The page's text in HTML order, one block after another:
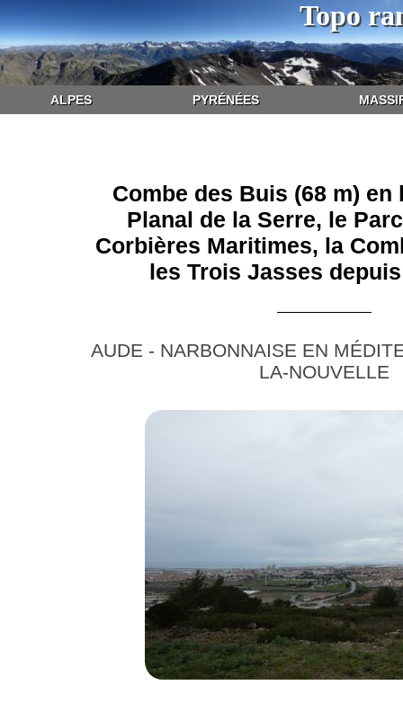
Topo
ALPES PYRÉNÉES
Combe des Buis (68 m) en
Planal de la Serre, le
Corbières Maritimes, la
les Trois Jasses
AUDE - NARBONNAISE EN
LA-NOUVELLE